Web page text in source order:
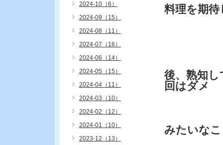
料理を期
後、熟知
回はダメ
みたいな
2024-10（6）
2024-09（15）
2024-08（11）
2024-07（16）
2024-06（14）
2024-05（15）
2024-04（11）
2024-03（10）
2024-02（12）
2024-01（10）
2023-12（13）